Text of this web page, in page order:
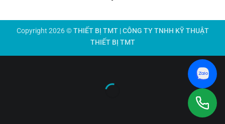
Copyright 2026 ©THIẾT BỊ TMT | CÔNG TY TNHH KỸ THUẬT
THIẾT BỊ TMT